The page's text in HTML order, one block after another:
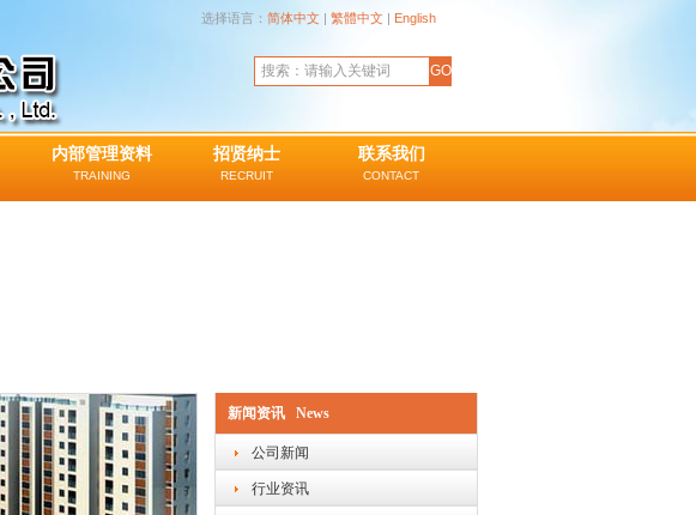
选择语言： 简体中文 | 繁體中文 | English
内部管理资料
TRAINING
招贤纳士
RECRUIT
联系我们
CONTACT
新闻资讯 News
公司新闻
行业资讯